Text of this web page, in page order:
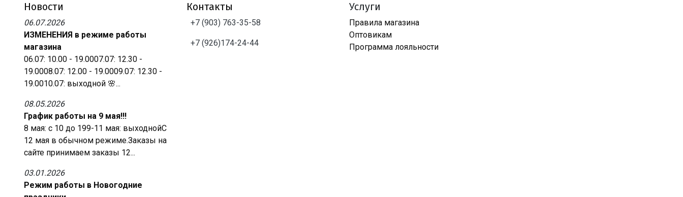
Новости
06.07.2026
ИЗМЕНЕНИЯ в режиме работы
магазина
06.07: 10.00 - 19.0007.07: 12.30 -
19.0008.07: 12.00 - 19.0009.07: 12.30 -
19.0010.07: выходной 🌸...
08.05.2026
График работы на 9 мая!!!
8 мая: с 10 до 199-11 мая: выходнойС
12 мая в обычном режиме.Заказы на
сайте принимаем заказы 12...
03.01.2026
Режим работы в Новогодние
Контакты
+7 (903) 763-35-58
+7 (926)174-24-44
Услуги
Правила магазина
Оптовикам
Программа лояльности